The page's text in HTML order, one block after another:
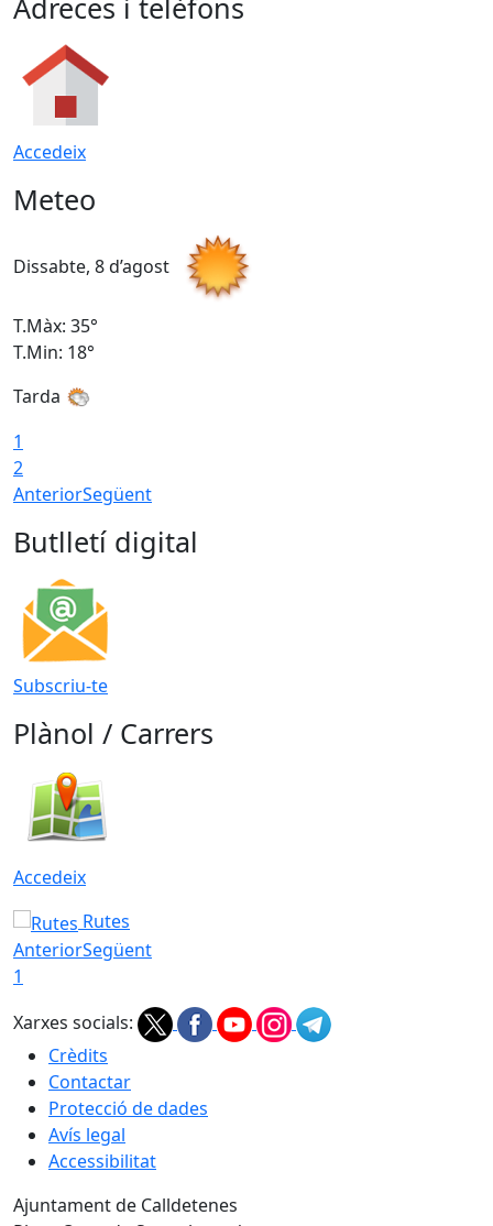
Accedeix
Meteo
Dissabte, 8 d’agost
T.Màx: 35°
T.Min: 18°
Tarda
1
2
AnteriorSegüent
Butlletí digital
Subscriu-te
Plànol / Carrers
Accedeix
Rutes
AnteriorSegüent
1
Xarxes socials:
Crèdits
Contactar
Protecció de dades
Avís legal
Accessibilitat
Ajuntament de Calldetenes